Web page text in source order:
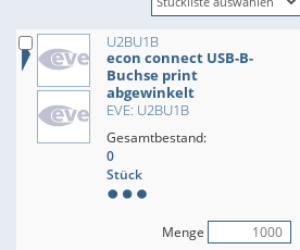
U2BU1B
econ connect USB-B-
Buchse print
abgewinkelt
EVE: U2BU1B
Gesamtbestand:
0
Stück
Menge